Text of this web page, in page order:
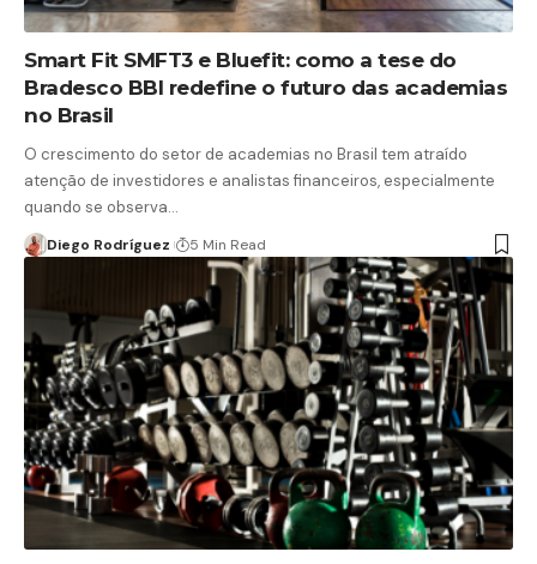
Smart Fit SMFT3 e Bluefit: como a tese do
Bradesco BBI redefine o futuro das academias
no Brasil
O crescimento do setor de academias no Brasil tem atraído
atenção de investidores e analistas financeiros, especialmente
quando se observa…
Diego Rodríguez 5 Min Read